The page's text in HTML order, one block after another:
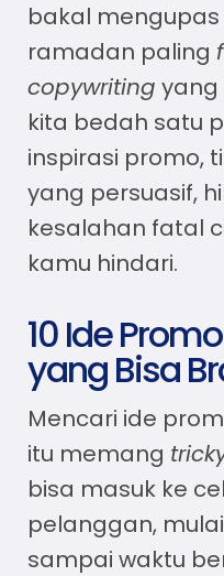
bakal
ramadan paling
copywriting yang
kita bedah satu
inspirasi promo,
yang persuasif,
kesalahan fatal
kamu hindari.
10 Ide
yang Bisa
Mencari ide
itu memang
bisa masuk ke
pelanggan,
sampai waktu